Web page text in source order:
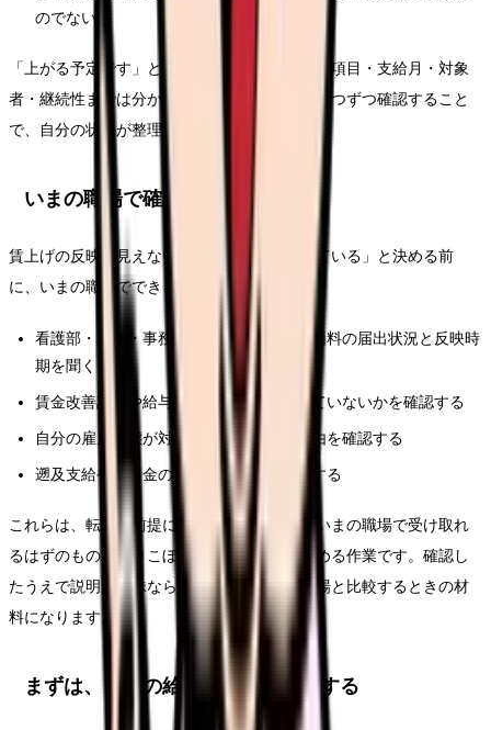
のでないか
「上がる予定です」という説明だけでは、給与項目・支給月・対象
者・継続性までは分かりません。上の項目を一つずつ確認すること
で、自分の状況が整理できます。
いまの職場で確認できること
賃上げの反映が見えないとき、すぐ「損をしている」と決める前
に、いまの職場でできる確認があります。
看護部・人事・事務に、ベースアップ評価料の届出状況と反映時
期を聞く
賃金改善計画や給与規程の改定通知が出ていないかを確認する
自分の雇用形態が対象か、対象外なら理由を確認する
遡及支給や一時金の予定があるかを確認する
これらは、転職を前提にした行動ではなく、いまの職場で受け取れ
るはずのものを取りこぼしていないかを確かめる作業です。確認し
たうえで説明が曖昧なら、その事実が、他職場と比較するときの材
料になります。
まずは、自分の給料を数字で確認する